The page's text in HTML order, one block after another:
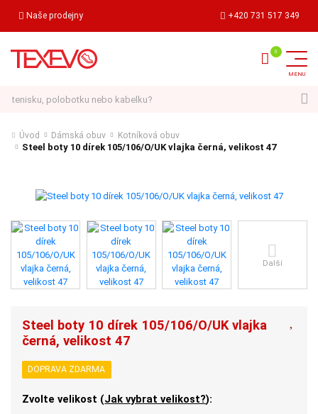
Naše prodejny +420 731 517 349
Úvod Dámská obuv Kotníková obuv
Steel boty 10 dírek 105/106/O/UK vlajka černá, velikost 47
Další
Steel boty 10 dírek 105/106/O/UK vlajka
černá, velikost 47
DOPRAVA ZDARMA
Zvolte velikost (Jak vybrat velikost?):